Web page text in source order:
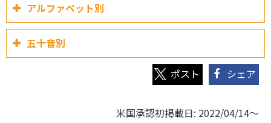
アルファベット別
五十音別
シェア
米国承認初掲載日: 2022/04/14～